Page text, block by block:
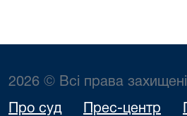
2026 © Всі права захищені
Про суд Прес-центр